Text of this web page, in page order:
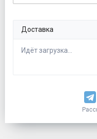
Доставка
Идёт загрузка...